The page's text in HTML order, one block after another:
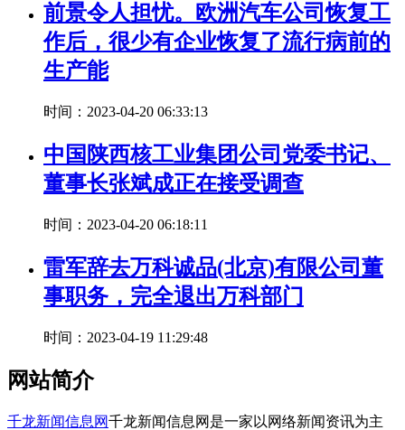
前景令人担忧。欧洲汽车公司恢复工
作后，很少有企业恢复了流行病前的
生产能
时间：2023-04-20 06:33:13
中国陕西核工业集团公司党委书记、
董事长张斌成正在接受调查
时间：2023-04-20 06:18:11
雷军辞去万科诚品(北京)有限公司董
事职务，完全退出万科部门
时间：2023-04-19 11:29:48
网站简介
千龙新闻信息网千龙新闻信息网是一家以网络新闻资讯为主